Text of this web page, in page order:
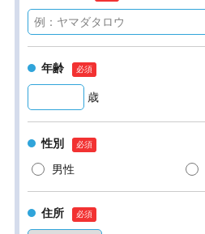
年齢
歳
性別
男性
住所